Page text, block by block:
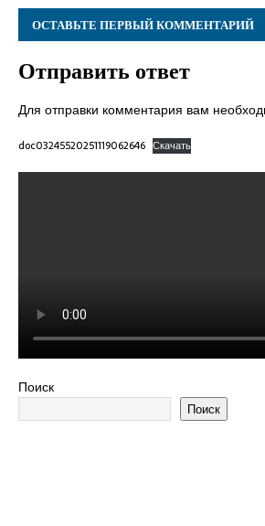
ОСТАВЬТЕ ПЕРВЫЙ КОММЕНТАРИЙ
Отправить ответ
Для отправки комментария вам
doc03245520251119062646 Скачать
Поиск
Поиск